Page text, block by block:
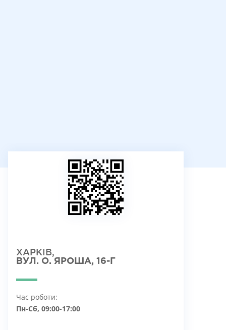
ХАРКІВ,
ВУЛ. О. ЯРОША, 16-Г
Час роботи:
Пн-Сб, 09:00-17:00